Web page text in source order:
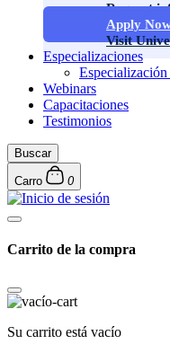
Request
Apply
Visit
Especializaciones
Webinars
Capacitaciones
Testimonios
Buscar
Carro 0
Carrito de la compra
Su carrito está vacío